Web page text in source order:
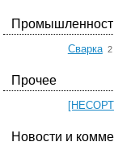
Сварка 2
Прочее
Новости и